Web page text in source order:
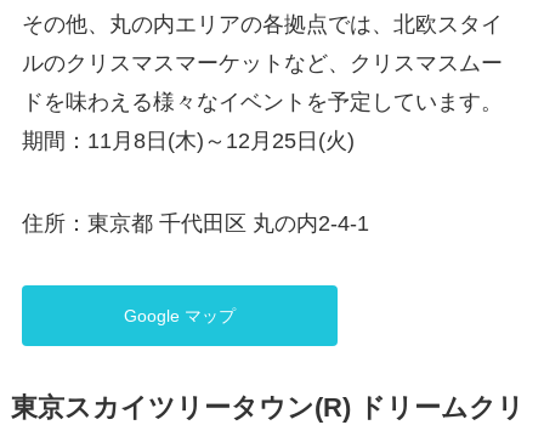
その他、丸の内エリアの各拠点では、北欧スタイ
ルのクリスマスマーケットなど、クリスマスムー
ドを味わえる様々なイベントを予定しています。
期間：11月8日(木)～12月25日(火)
住所：東京都 千代田区 丸の内2-4-1
Google マップ
東京スカイツリータウン(R) ドリームクリ